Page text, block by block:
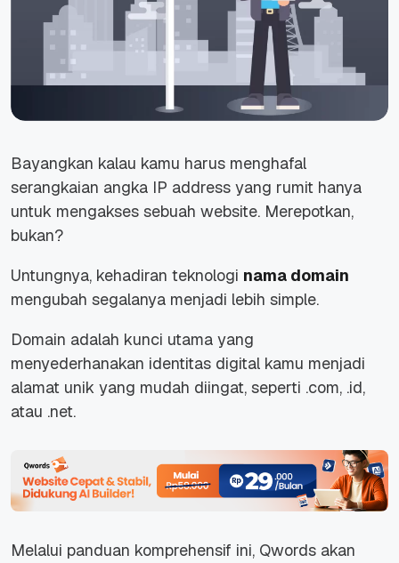
Bayangkan kalau kamu harus menghafal
serangkaian angka IP address yang rumit hanya
untuk mengakses sebuah website. Merepotkan,
bukan?
Untungnya, kehadiran teknologi nama domain
mengubah segalanya menjadi lebih simple.
Domain adalah kunci utama yang
menyederhanakan identitas digital kamu menjadi
alamat unik yang mudah diingat, seperti .com, .id,
atau .net.
Melalui panduan komprehensif ini, Qwords akan